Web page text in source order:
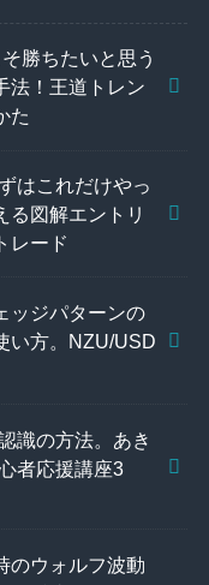
勝ちたいと思う
法！王道トレン
た
はこれだけやっ
る図解エントリ
レード
ッジパターンの
い方。NZU/USD
識の方法。あき
者応援講座3
のウォルフ波動